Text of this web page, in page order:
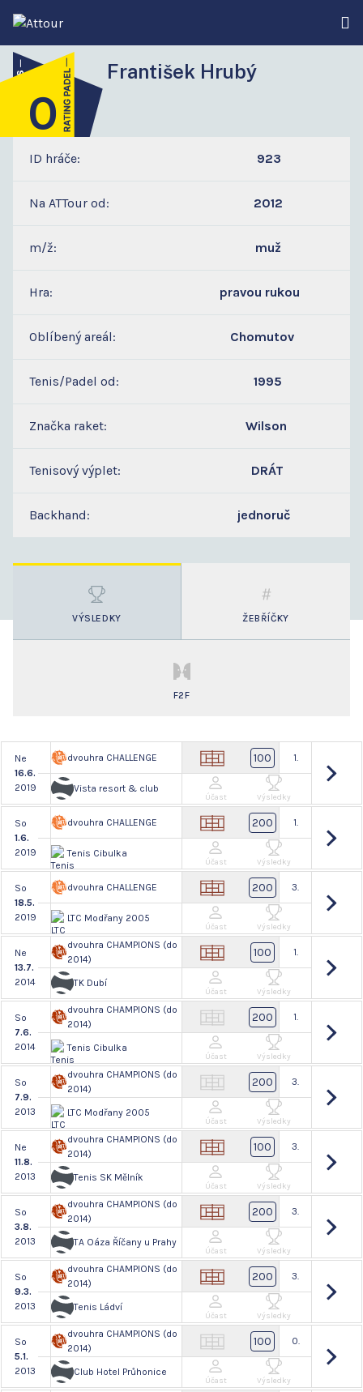
František Hrubý
6
0
ID hráče: 923
Na ATTour od: 2012
m/ž: muž
Hra: pravou rukou
Oblíbený areál: Chomutov
Tenis/Padel od: 1995
Značka raket: Wilson
Tenisový výplet: DRÁT
Backhand: jednoruč
VÝSLEDKY ŽEBŘÍČKY
F2F
Ne
16.6.
2019
dvouhra CHALLENGE
Vista resort & club
100 1.
Účast Výsledky
So
1.6.
2019
dvouhra CHALLENGE
Tenis Cibulka
200 1.
Účast Výsledky
So
18.5.
2019
dvouhra CHALLENGE
LTC Modřany 2005
200 3.
Účast Výsledky
Ne
13.7.
2014
dvouhra CHAMPIONS (do
2014)
TK Dubí
100 1.
Účast Výsledky
So
7.6.
2014
dvouhra CHAMPIONS (do
2014)
Tenis Cibulka
200 1.
Účast Výsledky
So
7.9.
2013
dvouhra CHAMPIONS (do
2014)
LTC Modřany 2005
200 3.
Účast Výsledky
Ne
11.8.
2013
dvouhra CHAMPIONS (do
2014)
Tenis SK Mělník
100 3.
Účast Výsledky
So
3.8.
2013
dvouhra CHAMPIONS (do
2014)
TA Oáza Říčany u Prahy
200 3.
Účast Výsledky
So
9.3.
2013
dvouhra CHAMPIONS (do
2014)
Tenis Ládví
200 3.
Účast Výsledky
So
5.1.
2013
dvouhra CHAMPIONS (do
2014)
Club Hotel Průhonice
100 0.
Účast Výsledky